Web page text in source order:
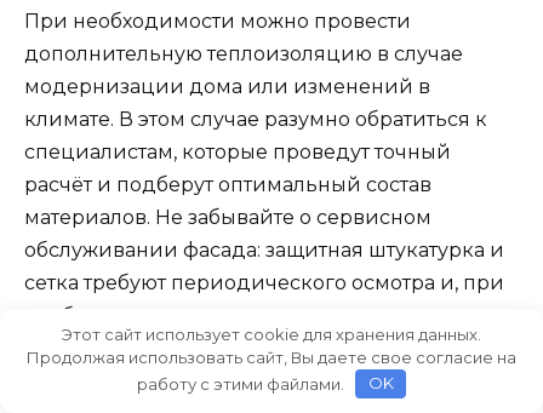
При необходимости можно провести
дополнительную теплоизоляцию в случае
модернизации дома или изменений в
климате. В этом случае разумно обратиться к
специалистам, которые проведут точный
расчёт и подберут оптимальный состав
материалов. Не забывайте о сервисном
обслуживании фасада: защитная штукатурка и
сетка требуют периодического осмотра и, при
необходимости, ремонта.
В итоге система утепления фасада под
Этот сайт использует cookie для хранения данных.
Продолжая использовать сайт, Вы даете свое согласие на
работу с этими файлами.
OK